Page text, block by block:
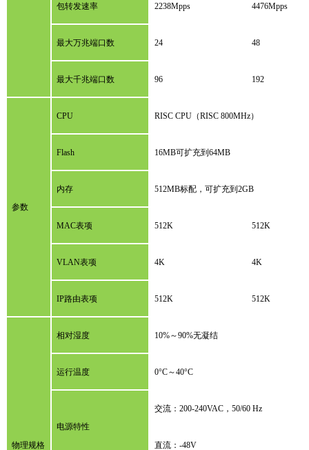
包转发速率 2238Mpps 4476Mpps
最大万兆端口数 24 48
最大千兆端口数 96 192
参数
CPU RISC CPU（RISC 800MHz）
Flash 16MB可扩充到64MB
内存 512MB标配，可扩充到2GB
MAC表项 512K 512K
VLAN表项 4K 4K
IP路由表项 512K 512K
物理规格
相对湿度 10%～90%无凝结
运行温度 0°C～40°C
电源特性
交流：200-240VAC，50/60 Hz
直流：-48V